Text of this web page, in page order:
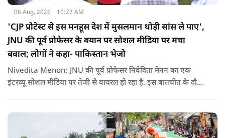
06 Aug, 2026 10:27 AM
'CJP प्रोटेस्ट से इस मनहूस देश में मुसलमान थोड़ी सांस ले पाए',
JNU की पूर्व प्रोफेसर के बयान पर सोशल मीडिया पर मचा
बवाल; लोगों ने कहा- पाकिस्तान भेजो
Nivedita Menon: JNU की पूर्व प्रोफेसर निवेदिता मेनन का एक
इंटरव्यू सोशल मीडिया पर तेजी से वायरल हो रहा है. इस बातचीत के दौरान
ज्यादा विवाद खड़ा कर दिया.